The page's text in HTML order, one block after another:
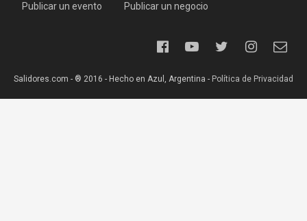
Publicar un evento Publicar un negocio
Salidores.com - ® 2016 - Hecho en Azul, Argentina - Política de Privacidad